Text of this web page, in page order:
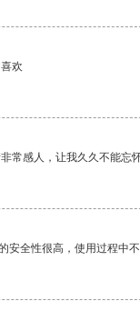
欢
常感人，让我久久不能忘怀
安全性很高，使用过程中